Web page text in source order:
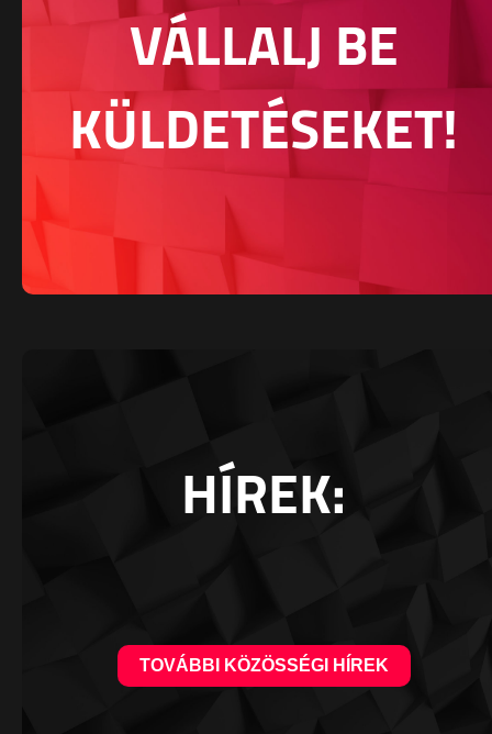
VÁLLALJ BE
KÜLDETÉSEKET!
HÍREK:
TOVÁBBI KÖZÖSSÉGI HÍREK